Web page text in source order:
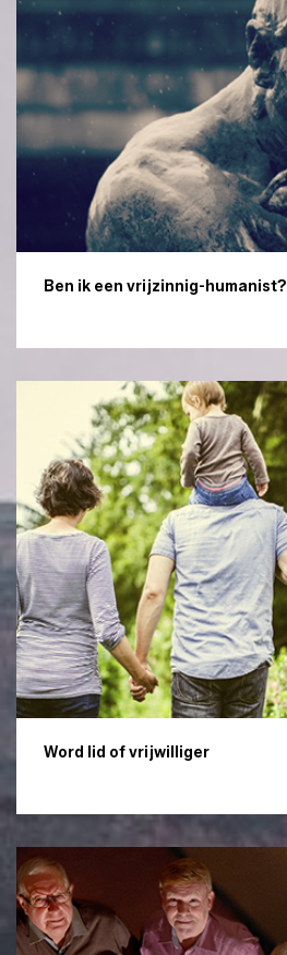
Ben ik een vrijzinnig-humanist?
Word lid of vrijwilliger